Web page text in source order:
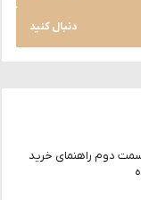
دنبال کنید
دوم راهنمای خرید